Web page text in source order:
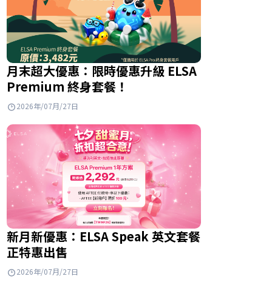
月末超大優惠：限時優惠升級 ELSA
Premium 終身套餐！
2026年/07月/27日
新月新優惠：ELSA Speak 英文套餐
正特惠出售
2026年/07月/27日